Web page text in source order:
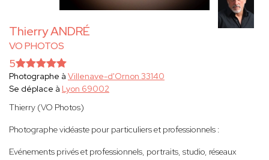
Thierry ANDRÉ
VO PHOTOS
5
Photographe à Villenave-d'Ornon 33140
Se déplace à Lyon 69002
Thierry (VO Photos)
Photographe vidéaste pour particuliers et professionnels :
Evénements privés et professionnels, portraits, studio, réseaux